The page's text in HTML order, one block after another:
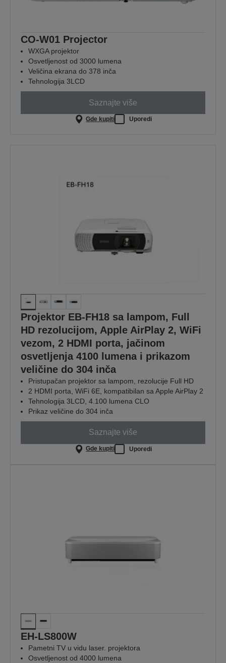
CO-W01 Projector
WXGA projektor
Osvetljenost od 3000 lumena
Veličina ekrana do 378 inča
Tehnologija 3LCD
Saznajte više
Gde kupiti Uporedi
Projektor EB-FH18 sa lampom, Full
HD rezolucijom, Apple AirPlay 2, WiFi
vezom, 2 HDMI porta, jačinom
osvetljenja 4100 lumena i prikazom
veličine do 304 inča
Pristupačan projektor sa lampom, rezolucije Full HD
2 HDMI porta, WiFi 6E, kompatibilan sa Apple AirPlay 2
Tehnologija 3LCD, 4.100 lumena CLO
Prikaz veličine do 304 inča
Saznajte više
Gde kupiti Uporedi
EH-LS800W
Pametni TV u vidu laser. projektora
Osvetljenost od 4000 lumena